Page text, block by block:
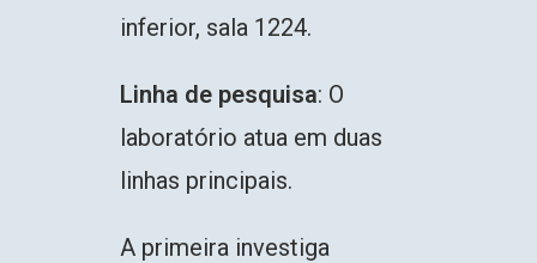
inferior, sala 1224.
Linha de pesquisa: O
laboratório atua em duas
linhas principais.
A primeira investiga